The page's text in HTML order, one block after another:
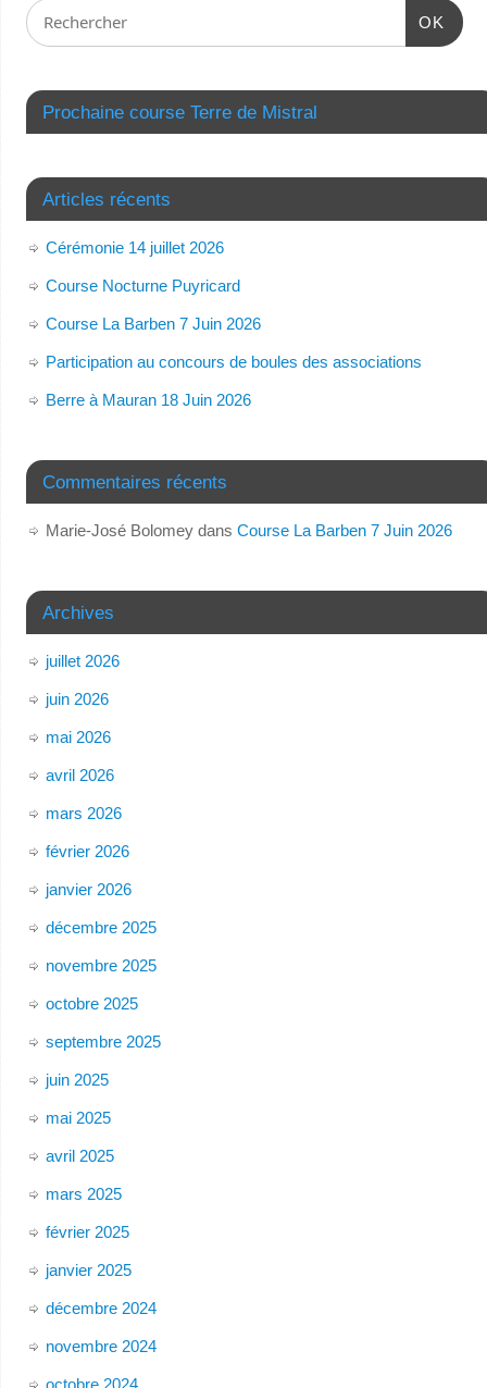
OK
Prochaine course Terre de Mistral
Articles récents
Cérémonie 14 juillet 2026
Course Nocturne Puyricard
Course La Barben 7 Juin 2026
Participation au concours de boules des associations
Berre à Mauran 18 Juin 2026
Commentaires récents
Marie-José Bolomeydans Course La Barben 7 Juin 2026
Archives
juillet 2026
juin 2026
mai 2026
avril 2026
mars 2026
février 2026
janvier 2026
décembre 2025
novembre 2025
octobre 2025
septembre 2025
juin 2025
mai 2025
avril 2025
mars 2025
février 2025
janvier 2025
décembre 2024
novembre 2024